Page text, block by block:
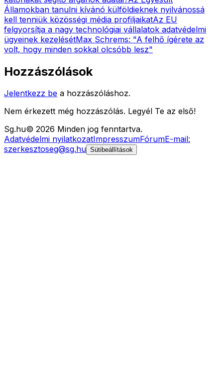
Államokban tanulni kívánó külföldieknek nyilvánossá
kell tenniük közösségi média profiljaikatAz EU
felgyorsítja a nagy technológiai vállalatok adatvédelmi
ügyeinek kezelésétMax Schrems: "A felhő ígérete az
volt, hogy minden sokkal olcsóbb lesz"
Hozzászólások
Jelentkezz be a hozzászóláshoz.
Nem érkezett még hozzászólás. Legyél Te az első!
Sg.hu© 2026 Minden jog fenntartva.
Adatvédelmi nyilatkozatImpresszumFórumE-mail:
szerkesztoseg@sg.hu Sütibeállítások